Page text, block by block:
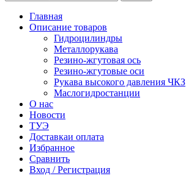
Главная
Описание товаров
Гидроцилиндры
Металлорукава
Резино-жгутовая ось
Резино-жгутовые оси
Рукава высокого давления ЧКЗ
Маслогидростанции
О нас
Новости
ТУЭ
Доставкаи оплата
Избранное
Сравнить
Вход / Регистрация